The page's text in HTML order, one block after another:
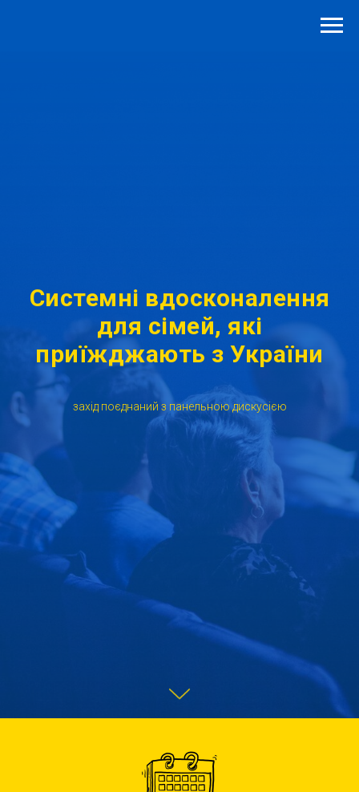
Системні вдосконалення
для сімей, які
приїжджають з України
захід поєднаний з панельною дискусією